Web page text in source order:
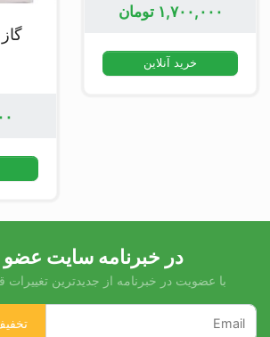
۱,۷۰۰,۰۰۰ تومان
خرید آنلاین
در خبرنامه سایت
با عضویت در خبرنامه از جدیدترین